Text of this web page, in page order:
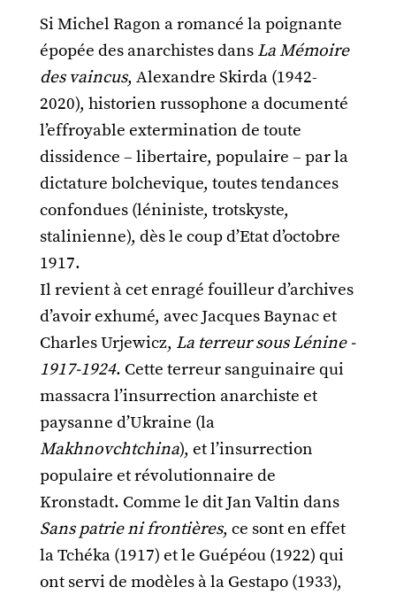
Si Michel Ragon a romancé la poignante
épopée des anarchistes dansLa Mémoire
des vaincus, Alexandre Skirda (1942-
2020), historien russophone a documenté
l’effroyable extermination de toute
dissidence – libertaire, populaire – par la
dictature bolchevique, toutes tendances
confondues (léniniste, trotskyste,
stalinienne), dès le coup d’Etat d’octobre
1917.
Il revient à cet enragé fouilleur d’archives
d’avoir exhumé, avec Jacques Baynac et
Charles Urjewicz, La terreur sous Lénine -
1917-1924. Cette terreur sanguinaire qui
massacra l’insurrection anarchiste et
paysanne d’Ukraine (la
Makhnovchtchina), et l’insurrection
populaire et révolutionnaire de
Kronstadt. Comme le dit Jan Valtin dans
Sans patrie ni frontières, ce sont en effet
la Tchéka (1917) et le Guépéou (1922) qui
ont servi de modèles à la Gestapo (1933),